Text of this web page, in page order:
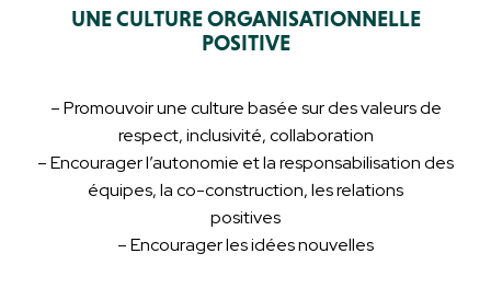
UNE CULTURE ORGANISATIONNELLE
POSITIVE
– Promouvoir une culture basée sur des valeurs de
respect, inclusivité, collaboration
– Encourager l’autonomie et la responsabilisation des
équipes, la co-construction, les relations
positives
– Encourager les idées nouvelles